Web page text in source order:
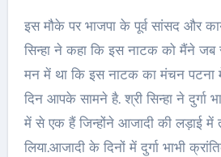
इस मौके पर भाजपा के पूर्व सांसद और
सिन्हा ने कहा कि इस नाटक को मैंने
मन में था कि इस नाटक का मंचन
दिन आपके सामने है. श्री सिन्हा ने दुर्गा
में से एक हैं जिन्होंने आजादी की लड़ाई
लिया.आजादी के दिनों में दुर्गा भाभी